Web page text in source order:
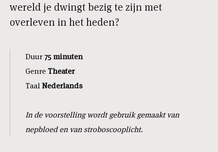
wereld je dwingt bezig te zijn met
overleven in het heden?
Duur 75 minuten
Genre Theater
Taal Nederlands
In de voorstelling wordt gebruik gemaakt van
nepbloed en van stroboscooplicht.